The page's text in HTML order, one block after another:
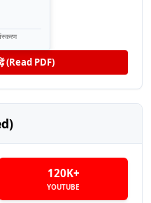
(Read PDF)
120K+
YOUTUBE